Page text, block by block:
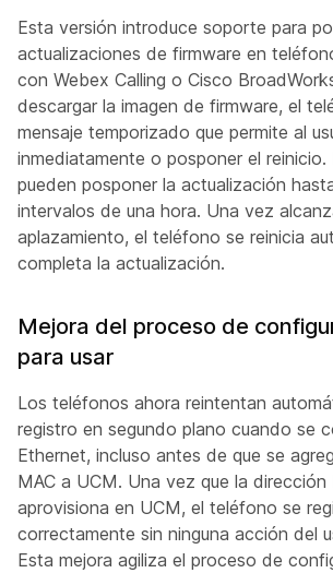
Esta versión introduce soporte para
actualizaciones de firmware en
con Webex Calling o Cisco
descargar la imagen de firmware, el
mensaje temporizado que permite al
inmediatamente o posponer el reinicio.
pueden posponer la actualización
intervalos de una hora. Una vez
aplazamiento, el teléfono se reinicia
completa la actualización.
Mejora del proceso de
para usar
Los teléfonos ahora reintentan
registro en segundo plano cuando se
Ethernet, incluso antes de que se
MAC a UCM. Una vez que la dirección
aprovisiona en UCM, el teléfono se
correctamente sin ninguna acción del
Esta mejora agiliza el proceso de